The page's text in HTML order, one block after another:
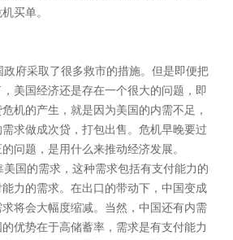
买单。
府采取了很多救市的措施。但是即便把
美国经济还是存在一个很大的问题，即
机的产生，就是因为美国的内需不足，
求做成次贷，打包出售。危机早晚要过
问题，是用什么来推动经济发展。
国的需求，这种需求包括有支付能力的
力的需求。在出口的带动下，中国变成
将会大幅度缩减。当然，中国还有内需
优势在于高储蓄率，需求是有支付能力